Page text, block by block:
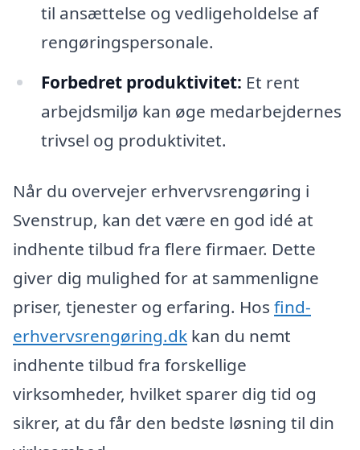
til ansættelse og vedligeholdelse af
rengøringspersonale.
Forbedret produktivitet: Et rent
arbejdsmiljø kan øge medarbejdernes
trivsel og produktivitet.
Når du overvejer erhvervsrengøring i
Svenstrup, kan det være en god idé at
indhente tilbud fra flere firmaer. Dette
giver dig mulighed for at sammenligne
priser, tjenester og erfaring. Hos find-
erhvervsrengøring.dk kan du nemt
indhente tilbud fra forskellige
virksomheder, hvilket sparer dig tid og
sikrer, at du får den bedste løsning til din